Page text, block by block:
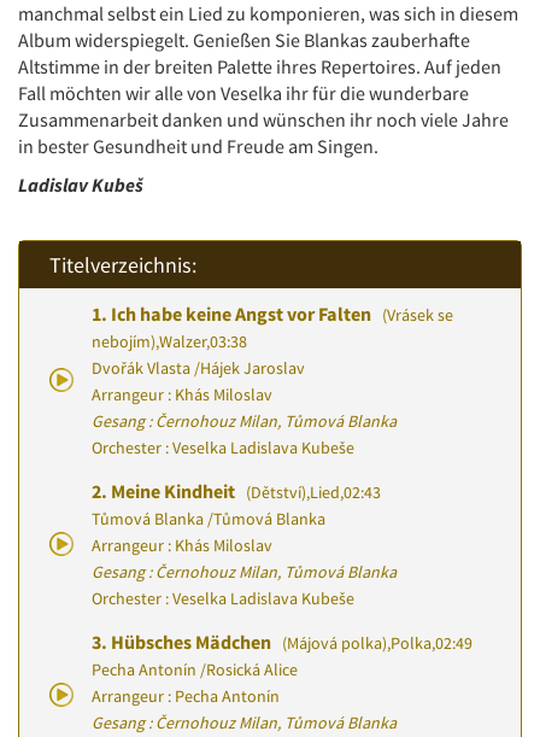
manchmal selbst ein Lied zu komponieren, was sich in diesem
Album widerspiegelt. Genießen Sie Blankas zauberhafte
Altstimme in der breiten Palette ihres Repertoires. Auf jeden
Fall möchten wir alle von Veselka ihr für die wunderbare
Zusammenarbeit danken und wünschen ihr noch viele Jahre
in bester Gesundheit und Freude am Singen.
Ladislav Kubeš
Titelverzeichnis:
1. Ich habe keine Angst vor Falten (Vrásek se
nebojím),Walzer,03:38
Dvořák Vlasta /Hájek Jaroslav
Arrangeur : Khás Miloslav
Gesang : Černohouz Milan, Tůmová Blanka
Orchester : Veselka Ladislava Kubeše
2. Meine Kindheit (Dětství),Lied,02:43
Tůmová Blanka /Tůmová Blanka
Arrangeur : Khás Miloslav
Gesang : Černohouz Milan, Tůmová Blanka
Orchester : Veselka Ladislava Kubeše
3. Hübsches Mädchen (Májová polka),Polka,02:49
Pecha Antonín /Rosická Alice
Arrangeur : Pecha Antonín
Gesang : Černohouz Milan, Tůmová Blanka